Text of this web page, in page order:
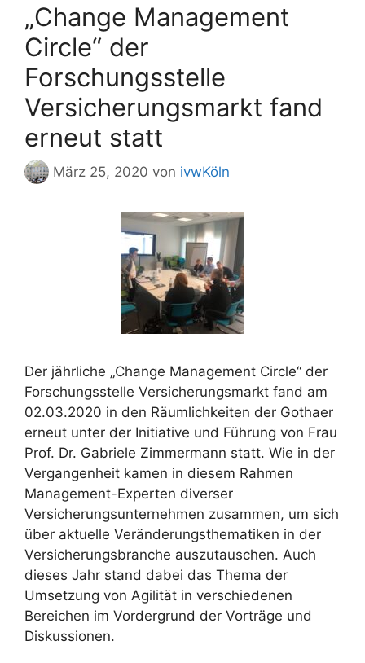
„Change Management
Circle“ der
Forschungsstelle
Versicherungsmarkt fand
erneut statt
März 25, 2020 von ivwKöln
Der jährliche „Change Management Circle“ der
Forschungsstelle Versicherungsmarkt fand am
02.03.2020 in den Räumlichkeiten der Gothaer
erneut unter der Initiative und Führung von Frau
Prof. Dr. Gabriele Zimmermann statt. Wie in der
Vergangenheit kamen in diesem Rahmen
Management-Experten diverser
Versicherungsunternehmen zusammen, um sich
über aktuelle Veränderungsthematiken in der
Versicherungsbranche auszutauschen. Auch
dieses Jahr stand dabei das Thema der
Umsetzung von Agilität in verschiedenen
Bereichen im Vordergrund der Vorträge und
Diskussionen.